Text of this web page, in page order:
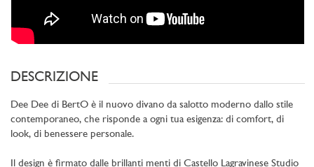
DESCRIZIONE
Dee Dee di BertO è il nuovo divano da salotto moderno dallo stile
contemporaneo, che risponde a ogni tua esigenza: di comfort, di
look, di benessere personale.
Il design è firmato dalle brillanti menti di Castello Lagravinese Studio